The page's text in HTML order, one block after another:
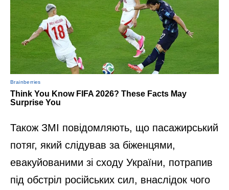
Також ЗМІ повідомляють, що пасажирський
потяг, який слідував за біженцями,
евакуйованими зі сходу України, потрапив
під обстріл російських сил, внаслідок чого